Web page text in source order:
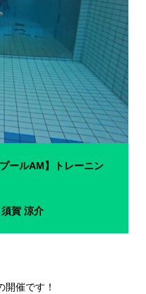
ールAM】トレーニン
賀 涼介
催です！